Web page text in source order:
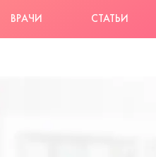
ВРАЧИ СТАТЬИ